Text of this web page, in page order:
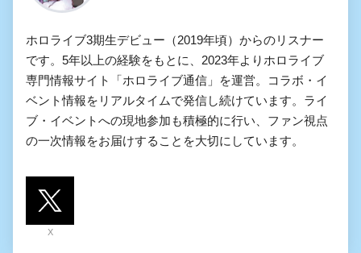
ホロライブ3期生デビュー（2019年頃）からのリスナー
です。5年以上の経験をもとに、2023年よりホロライブ
専門情報サイト「ホロライブ通信」を運営。コラボ・イ
ベント情報をリアルタイムで発信し続けています。ライ
ブ・イベントへの現地参加も積極的に行い、ファン視点
の一次情報をお届けすることを大切にしています。
X